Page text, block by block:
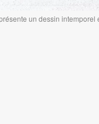
un dessin